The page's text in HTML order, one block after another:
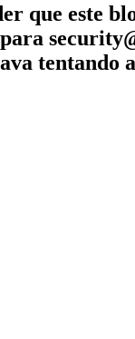
que este
tentando